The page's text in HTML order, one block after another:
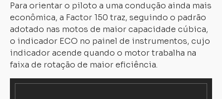
Para orientar o piloto a uma condução ainda mais
econômica, a Factor 150 traz, seguindo o padrão
adotado nas motos de maior capacidade cúbica,
o indicador ECO no painel de instrumentos, cujo
indicador acende quando o motor trabalha na
faixa de rotação de maior eficiência.